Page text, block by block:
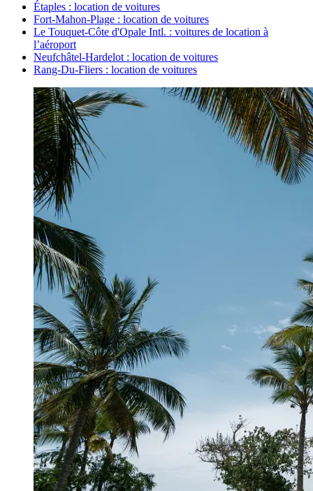
Étaples : location de voitures
Fort-Mahon-Plage : location de voitures
Le Touquet-Côte d'Opale Intl. : voitures de location à
l’aéroport
Neufchâtel-Hardelot : location de voitures
Rang-Du-Fliers : location de voitures